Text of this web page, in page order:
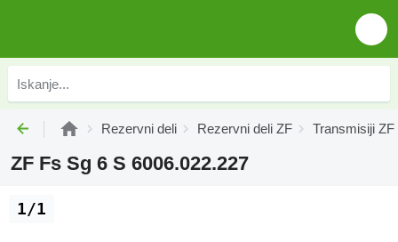
Rezervni deli Rezervni deli ZF Transmisiji ZF
ZF Fs Sg 6 S 6006.022.227
1/1